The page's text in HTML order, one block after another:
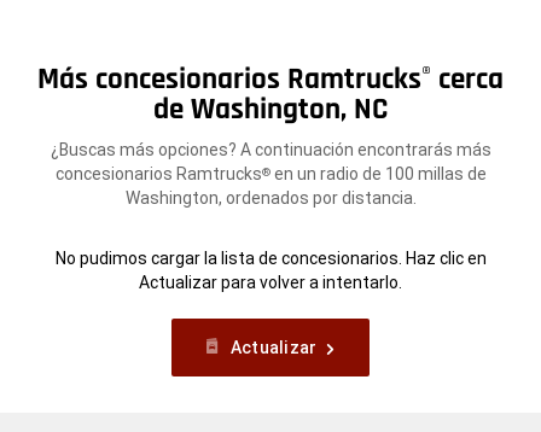
Más concesionarios Ramtrucks® cerca
de Washington, NC
¿Buscas más opciones? A continuación encontrarás más
concesionarios Ramtrucks®en un radio de 100 millas de
Washington, ordenados por distancia.
No pudimos cargar la lista de concesionarios. Haz clic en
Actualizar para volver a intentarlo.
Actualizar